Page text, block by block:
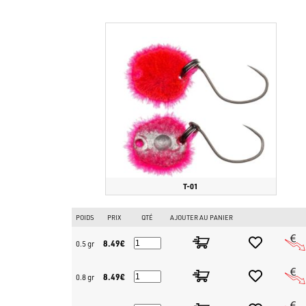
T-01
POIDS PRIX QTÉ AJOUTER AU PANIER
0.5 gr 8.49€
0.8 gr 8.49€